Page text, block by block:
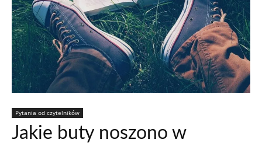
Pytania od czytelników
Jakie buty noszono w